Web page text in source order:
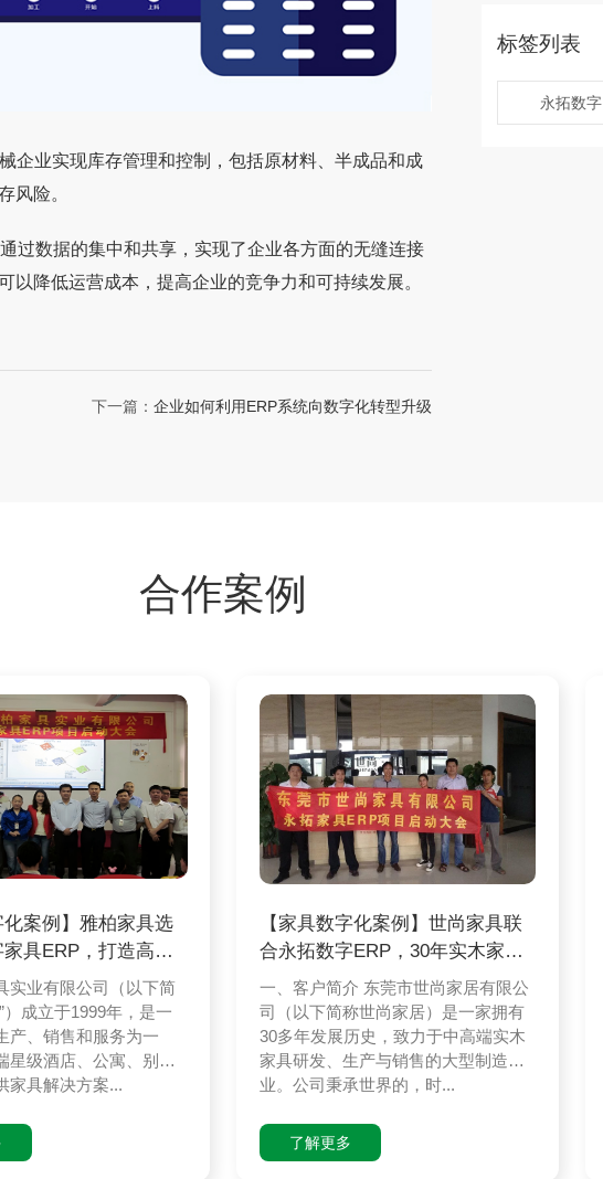
业实现库存管理和控制，包括原材料、半成品和成
风险。
数据的集中和共享，实现了企业各方面的无缝连接
降低运营成本，提高企业的竞争力和可持续发展。
下一篇： 企业如何利用ERP系统向数字化转型升级
标签列表
永拓数字
合作案例
化案例】雅柏家具选
具ERP，打造高端
实业有限公司（以下简
）成立于1999年，是一
产、销售和服务为一
星级酒店、公寓、别
家具解决方案...
【家具数字化案例】世尚家具联
合永拓数字ERP，30年实木家具
企业完成数
一、客户简介 东莞市世尚家居有限公
司（以下简称世尚家居）是一家拥有
30多年发展历史，致力于中高端实木
家具研发、生产与销售的大型制造企
业。公司秉承世界的，时...
了解更多